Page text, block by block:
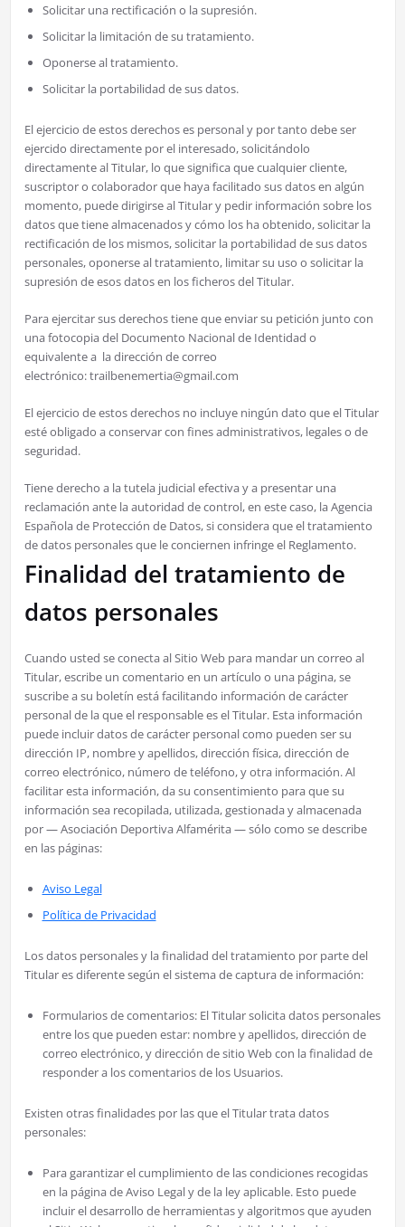
Solicitar una rectificación o la supresión.
Solicitar la limitación de su tratamiento.
Oponerse al tratamiento.
Solicitar la portabilidad de sus datos.
El ejercicio de estos derechos es personal y por tanto debe ser
ejercido directamente por el interesado, solicitándolo
directamente al Titular, lo que significa que cualquier cliente,
suscriptor o colaborador que haya facilitado sus datos en algún
momento, puede dirigirse al Titular y pedir información sobre los
datos que tiene almacenados y cómo los ha obtenido, solicitar la
rectificación de los mismos, solicitar la portabilidad de sus datos
personales, oponerse al tratamiento, limitar su uso o solicitar la
supresión de esos datos en los ficheros del Titular.
Para ejercitar sus derechos tiene que enviar su petición junto con
una fotocopia del Documento Nacional de Identidad o
equivalente a la dirección de correo
electrónico: trailbenemertia@gmail.com
El ejercicio de estos derechos no incluye ningún dato que el Titular
esté obligado a conservar con fines administrativos, legales o de
seguridad.
Tiene derecho a la tutela judicial efectiva y a presentar una
reclamación ante la autoridad de control, en este caso, la Agencia
Española de Protección de Datos, si considera que el tratamiento
de datos personales que le conciernen infringe el Reglamento.
Finalidad del tratamiento de
datos personales
Cuando usted se conecta al Sitio Web para mandar un correo al
Titular, escribe un comentario en un artículo o una página, se
suscribe a su boletín está facilitando información de carácter
personal de la que el responsable es el Titular. Esta información
puede incluir datos de carácter personal como pueden ser su
dirección IP, nombre y apellidos, dirección física, dirección de
correo electrónico, número de teléfono, y otra información. Al
facilitar esta información, da su consentimiento para que su
información sea recopilada, utilizada, gestionada y almacenada
por — Asociación Deportiva Alfamérita — sólo como se describe
en las páginas:
Aviso Legal
Política de Privacidad
Los datos personales y la finalidad del tratamiento por parte del
Titular es diferente según el sistema de captura de información:
Formularios de comentarios: El Titular solicita datos personales
entre los que pueden estar: nombre y apellidos, dirección de
correo electrónico, y dirección de sitio Web con la finalidad de
responder a los comentarios de los Usuarios.
Existen otras finalidades por las que el Titular trata datos
personales:
Para garantizar el cumplimiento de las condiciones recogidas
en la página de Aviso Legal y de la ley aplicable. Esto puede
incluir el desarrollo de herramientas y algoritmos que ayuden